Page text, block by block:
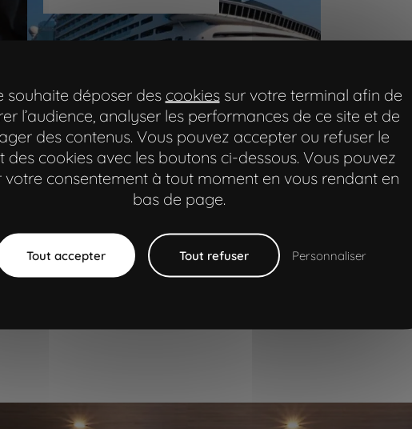
industrie
Page précédente
Page précédente
souhaite déposer des cookiessur votre terminal afin de
l’audience, analyser les performances de ce site et de
des contenus. Vous pouvez accepter ou refuser le
des cookies avec les boutons ci-dessous. Vous pouvez
votre consentement à tout moment en vous rendant en
bas de page.
Tout accepter Tout refuser Personnaliser